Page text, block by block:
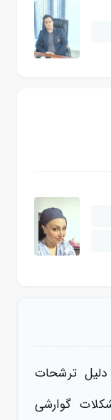
ترشحات
گوارشی